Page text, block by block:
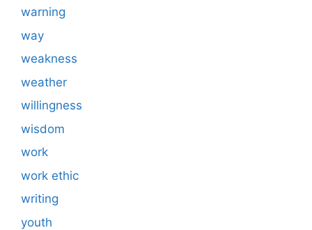
warning
way
weakness
weather
willingness
wisdom
work
work ethic
writing
youth